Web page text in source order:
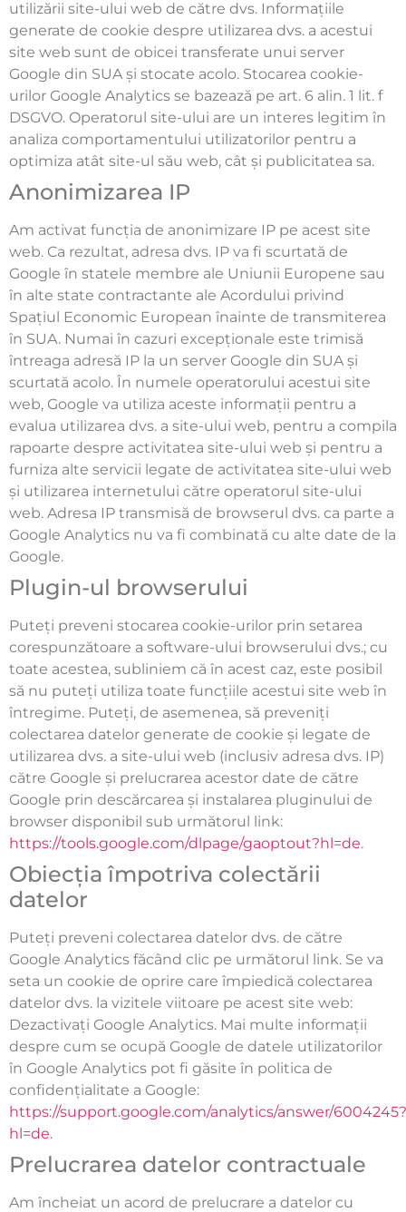
utilizării site-ului web de către dvs. Informațiile
generate de cookie despre utilizarea dvs. a acestui
site web sunt de obicei transferate unui server
Google din SUA și stocate acolo. Stocarea cookie-
urilor Google Analytics se bazează pe art. 6 alin. 1 lit. f
DSGVO. Operatorul site-ului are un interes legitim în
analiza comportamentului utilizatorilor pentru a
optimiza atât site-ul său web, cât și publicitatea sa.
Anonimizarea IP
Am activat funcția de anonimizare IP pe acest site
web. Ca rezultat, adresa dvs. IP va fi scurtată de
Google în statele membre ale Uniunii Europene sau
în alte state contractante ale Acordului privind
Spațiul Economic European înainte de transmiterea
în SUA. Numai în cazuri excepționale este trimisă
întreaga adresă IP la un server Google din SUA și
scurtată acolo. În numele operatorului acestui site
web, Google va utiliza aceste informații pentru a
evalua utilizarea dvs. a site-ului web, pentru a compila
rapoarte despre activitatea site-ului web și pentru a
furniza alte servicii legate de activitatea site-ului web
și utilizarea internetului către operatorul site-ului
web. Adresa IP transmisă de browserul dvs. ca parte a
Google Analytics nu va fi combinată cu alte date de la
Google.
Plugin-ul browserului
Puteți preveni stocarea cookie-urilor prin setarea
corespunzătoare a software-ului browserului dvs.; cu
toate acestea, subliniem că în acest caz, este posibil
să nu puteți utiliza toate funcțiile acestui site web în
întregime. Puteți, de asemenea, să preveniți
colectarea datelor generate de cookie și legate de
utilizarea dvs. a site-ului web (inclusiv adresa dvs. IP)
către Google și prelucrarea acestor date de către
Google prin descărcarea și instalarea pluginului de
browser disponibil sub următorul link:
https://tools.google.com/dlpage/gaoptout?hl=de.
Obiecția împotriva colectării
datelor
Puteți preveni colectarea datelor dvs. de către
Google Analytics făcând clic pe următorul link. Se va
seta un cookie de oprire care împiedică colectarea
datelor dvs. la vizitele viitoare pe acest site web:
Dezactivați Google Analytics. Mai multe informații
despre cum se ocupă Google de datele utilizatorilor
în Google Analytics pot fi găsite în politica de
confidențialitate a Google:
https://support.google.com/analytics/answer/6004245?
hl=de.
Prelucrarea datelor contractuale
Am încheiat un acord de prelucrare a datelor cu